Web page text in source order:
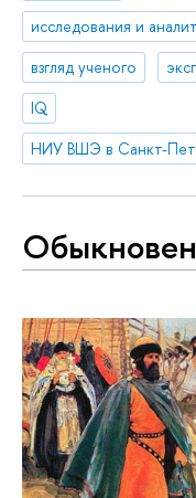
исследования и
взгляд ученого
IQ
НИУ ВШЭ в Санкт-